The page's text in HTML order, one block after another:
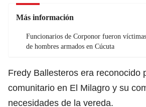
Más información
Funcionarios de Corponor fueron
de hombres armados en Cúcuta
Fredy Ballesteros era reconocido
comunitario en El Milagro y su
necesidades de la vereda.